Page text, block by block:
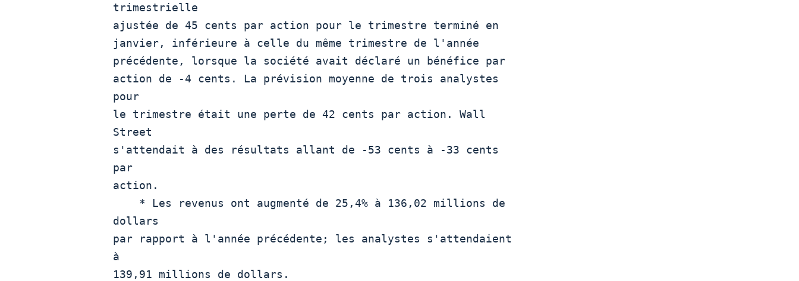
trimestrielle
ajustée de 45 cents par action pour le trimestre terminé en
janvier, inférieure à celle du même trimestre de l'année
précédente, lorsque la société avait déclaré un bénéfice par
action de -4 cents. La prévision moyenne de trois analystes
pour
le trimestre était une perte de 42 cents par action. Wall
Street
s'attendait à des résultats allant de -53 cents à -33 cents
par
action.
dollars
par rapport à l'année précédente; les analystes s'attendaient
à
139,91 millions de dollars.